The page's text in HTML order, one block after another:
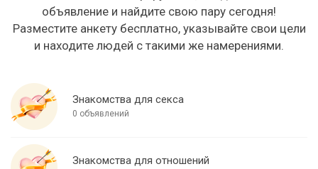
объявление и найдите свою пару сегодня!
Разместите анкету бесплатно, указывайте свои цели
и находите людей с такими же намерениями.
Знакомства для секса
0 объявлений
Знакомства для отношений